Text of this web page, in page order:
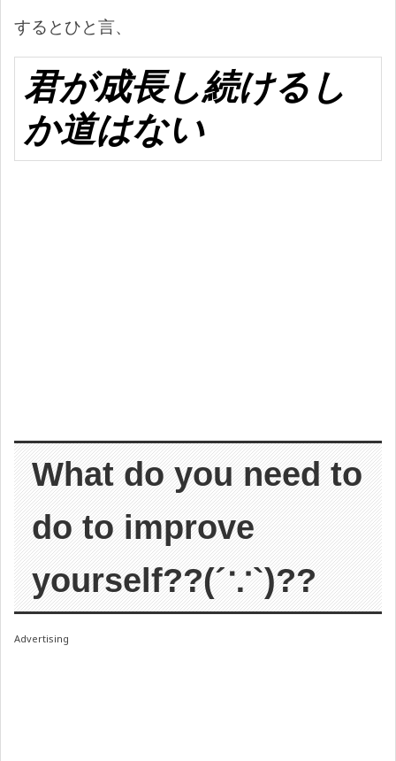
するとひと言、
君が成長し続けるし
か道はない
What do you need to
do to improve
yourself??(´∵`)??
Advertising